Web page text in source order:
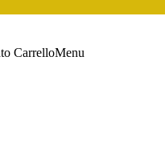
CarrelloMenu